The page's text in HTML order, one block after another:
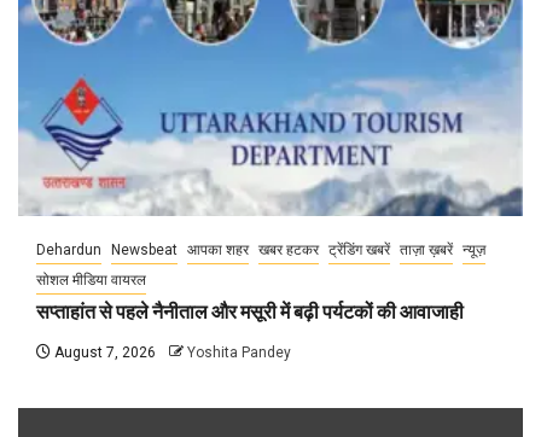
Dehardun Newsbeat आपका शहर खबर हटकर ट्रेंडिंग खबरें ताज़ा ख़बरें न्यूज़
सोशल मीडिया वायरल
सप्ताहांत से पहले नैनीताल और मसूरी में बढ़ी पर्यटकों की आवाजाही
August 7, 2026 Yoshita Pandey